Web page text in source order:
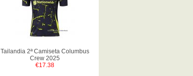
Tailandia 2ª Camiseta Columbus
Crew 2025
€17.38